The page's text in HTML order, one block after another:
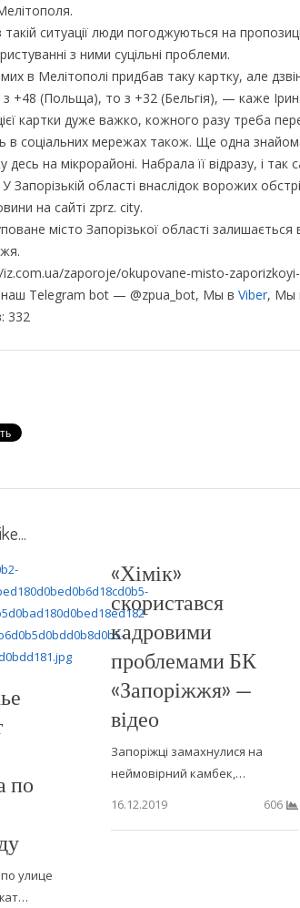
ситуації люди погоджуються на
з ними суцільні проблеми.
в Мелітополі придбав таку картку, але
+48 (Польща), то з +32 (Бельгія), — каже
картки дуже важко, кожного разу треба
в соціальних мережах також. Ще одна
десь на мікрорайоні. Набрала її відразу, і
Запорізькій області внаслідок ворожих
на сайті zprz. city.
місто Запорізької області
zaporoje/okupovane-misto-
Telegram bot — @zpua_bot, Мы в Viber, Мы
332
по
улице
«Хімік»
скористався
кадровими
проблемами БК
«Запоріжжя» —
відео
Запоріжці замахнулися на
неймовірний камбек,…
16.12.2019
606